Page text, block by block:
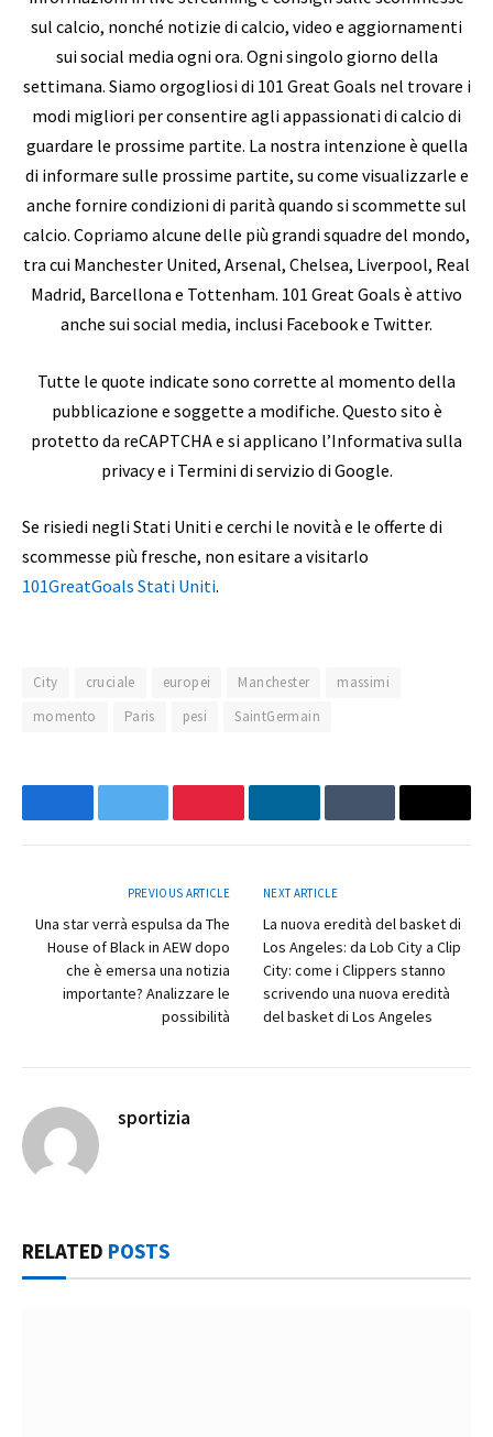
sul calcio, nonché notizie di calcio, video e aggiornamenti
sui social media ogni ora. Ogni singolo giorno della
settimana. Siamo orgogliosi di 101 Great Goals nel trovare i
modi migliori per consentire agli appassionati di calcio di
guardare le prossime partite. La nostra intenzione è quella
di informare sulle prossime partite, su come visualizzarle e
anche fornire condizioni di parità quando si scommette sul
calcio. Copriamo alcune delle più grandi squadre del mondo,
tra cui Manchester United, Arsenal, Chelsea, Liverpool, Real
Madrid, Barcellona e Tottenham. 101 Great Goals è attivo
anche sui social media, inclusi Facebook e Twitter.
Tutte le quote indicate sono corrette al momento della
pubblicazione e soggette a modifiche. Questo sito è
protetto da reCAPTCHA e si applicano l’Informativa sulla
privacy e i Termini di servizio di Google.
Se risiedi negli Stati Uniti e cerchi le novità e le offerte di
scommesse più fresche, non esitare a visitarlo
101GreatGoals Stati Uniti.
City cruciale europei Manchester
massimi
momento
Paris pesi SaintGermain
FacebookTwitter PinterestLinkedIn Tumblr Email
PREVIOUS ARTICLE
Una star verrà espulsa da The
House of Black in AEW dopo
che è emersa una notizia
importante? Analizzare le
possibilità
NEXT ARTICLE
La nuova eredità del basket di
Los Angeles: da Lob City a Clip
City: come i Clippers stanno
scrivendo una nuova eredità
del basket di Los Angeles
sportizia
RELATED POSTS